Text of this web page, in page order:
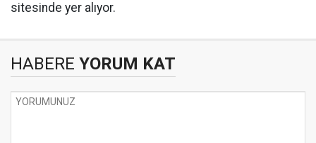
sitesinde yer alıyor.
HABERE YORUM KAT